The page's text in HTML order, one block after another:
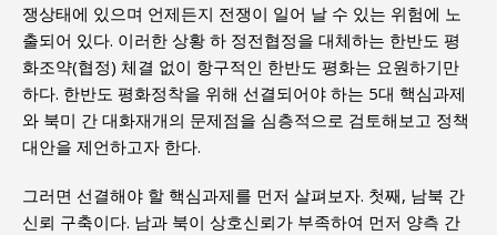
쟁상태에 있으며 언제든지 전쟁이 일어 날 수 있는 위험에 노
출되어 있다. 이러한 상황 하 정전협정을 대체하는 한반도 평
화조약(협정) 체결 없이 항구적인 한반도 평화는 요원하기만
하다. 한반도 평화정착을 위해 선결되어야 하는 5대 핵심과제
와 북미 간 대화재개의 문제점을 심층적으로 검토해보고 정책
대안을 제언하고자 한다.
그러면 선결해야 할 핵심과제를 먼저 살펴보자. 첫째, 남북 간
신뢰 구축이다. 남과 북이 상호신뢰가 부족하여 먼저 양측 간